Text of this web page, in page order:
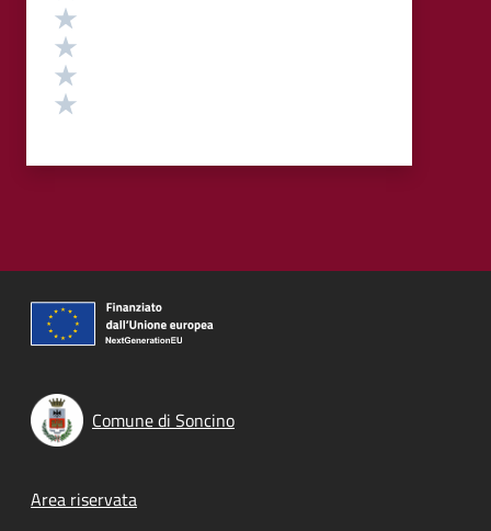
Comune di Soncino
Footer menu
Area riservata